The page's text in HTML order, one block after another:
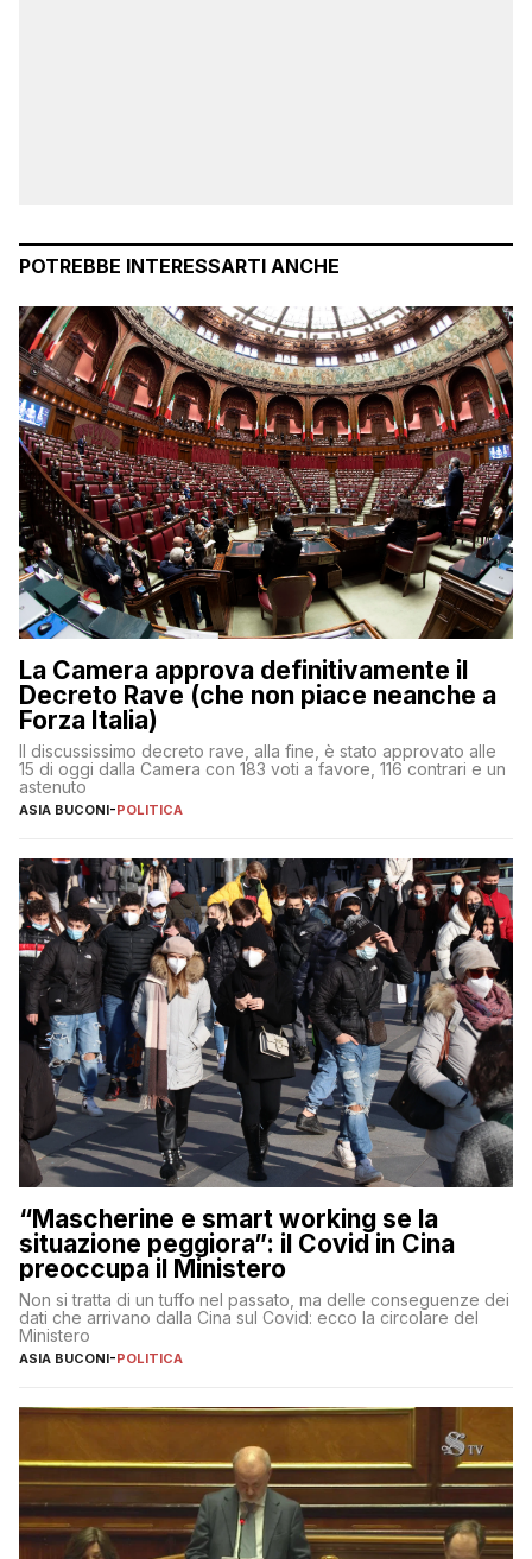
POTREBBE INTERESSARTI ANCHE
La Camera approva definitivamente il
Decreto Rave (che non piace neanche a
Forza Italia)
Il discussissimo decreto rave, alla fine, è stato approvato alle
15 di oggi dalla Camera con 183 voti a favore, 116 contrari e un
astenuto
ASIA BUCONI-POLITICA
“Mascherine e smart working se la
situazione peggiora”: il Covid in Cina
preoccupa il Ministero
Non si tratta di un tuffo nel passato, ma delle conseguenze dei
dati che arrivano dalla Cina sul Covid: ecco la circolare del
Ministero
ASIA BUCONI-POLITICA